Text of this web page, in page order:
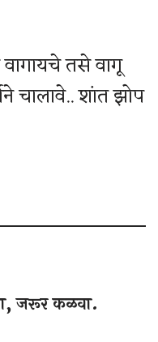
तसे वागू
चालावे.. शांत झोप
जरूर कळवा.